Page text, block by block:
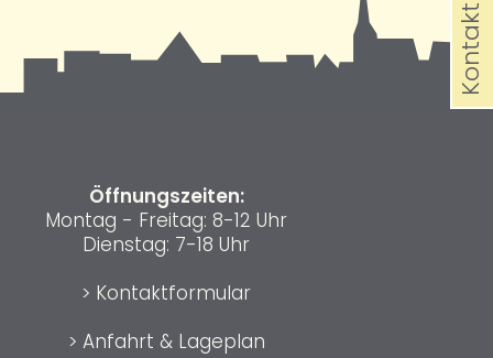
Öffnungszeiten:
Montag - Freitag: 8-12 Uhr
Dienstag: 7-18 Uhr
> Kontaktformular
> Anfahrt & Lageplan
Kontakt